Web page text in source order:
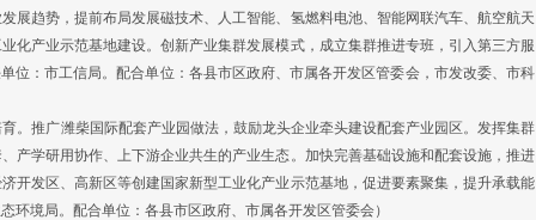
展趋势，提前布局发展磁技术、人工智能、氢燃料电池、智能网联汽车、航空航天
化产业示范基地建设。创新产业集群发展模式，成立集群推进专班，引入第三方服
位：市工信局。配合单位：各县市区政府、市属各开发区管委会，市发改委、市科
推广潍柴国际配套产业园做法，鼓励龙头企业牵头建设配套产业园区。发挥集群
产学研用协作、上下游企业共生的产业生态。加快完善基础设施和配套设施，推进
开发区、高新区等创建国家新型工业化产业示范基地，促进要素聚集，提升承载能
环境局。配合单位：各县市区政府、市属各开发区管委会）